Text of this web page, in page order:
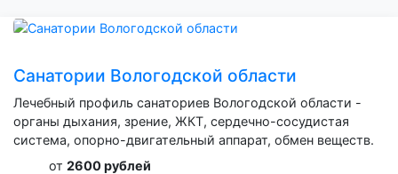
Санатории Вологодской области
Лечебный профиль санаториев Вологодской области -
органы дыхания, зрение, ЖКТ, сердечно-сосудистая
система, опорно-двигательный аппарат, обмен веществ.
от 2600 рублей